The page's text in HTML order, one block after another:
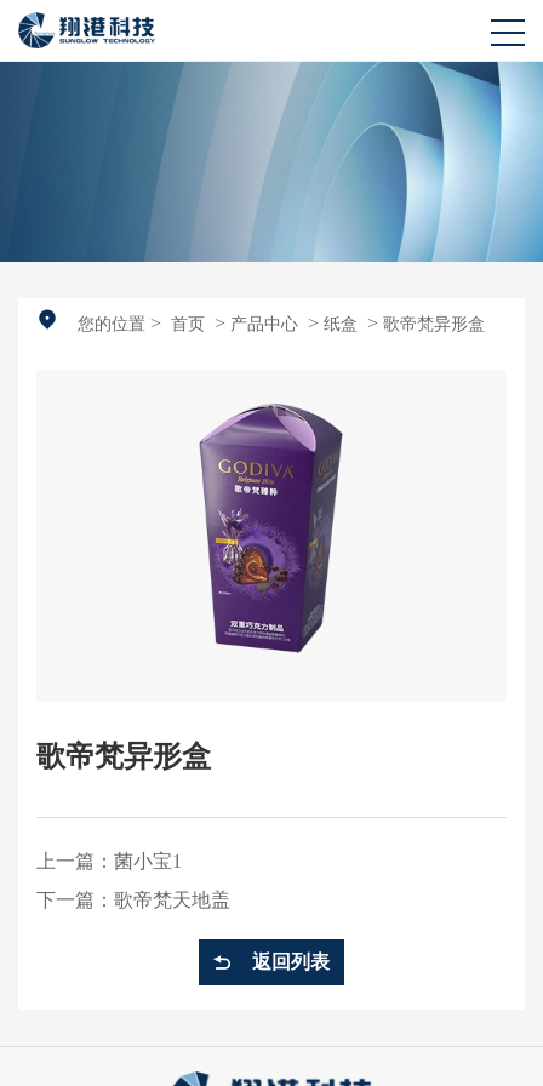
您的位置 > 首页 > 产品中心 > 纸盒 > 歌帝梵异形盒
歌帝梵异形盒
上一篇： 菌小宝1
下一篇： 歌帝梵天地盖
返回列表